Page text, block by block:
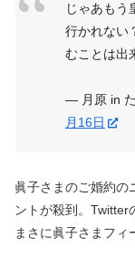
じゃあもう
行かれない
むことは出
— 月原 in
月16日
眞子さまのご婚約の
ントが殺到。Twitter
まさに眞子さまフィ